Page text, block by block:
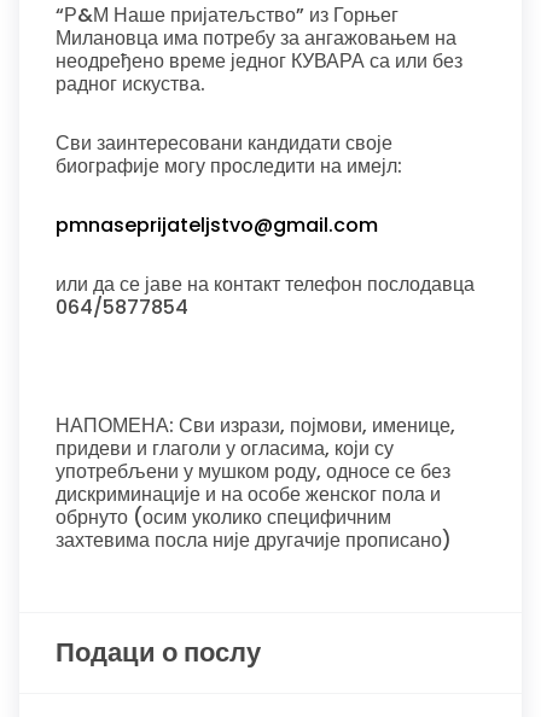
“Р&М Наше пријатељство” из Горњег
Милановца има потребу за ангажовањем на
неодређено време једног КУВАРА са или без
радног искуства.
Сви заинтересовани кандидати своје
биографије могу проследити на имејл:
pmnaseprijateljstvo@gmail.com
или да се јаве на контакт телефон послодавца
064/5877854
НАПОМЕНА: Сви изрази, појмови, именице,
придеви и глаголи у огласима, који су
употребљени у мушком роду, односе се без
дискриминације и на особе женског пола и
обрнуто (осим уколико специфичним
захтевима посла није другачије прописано)
Подаци о послу